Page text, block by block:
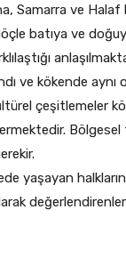
Samarra ve Halaf
batıya ve
ve kökende
çeşitlemeler
Bölgesel
yaşayan